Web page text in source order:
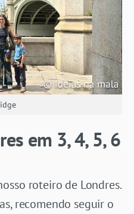
em 3, 4, 5, 6
roteiro de Londres.
recomendo seguir o